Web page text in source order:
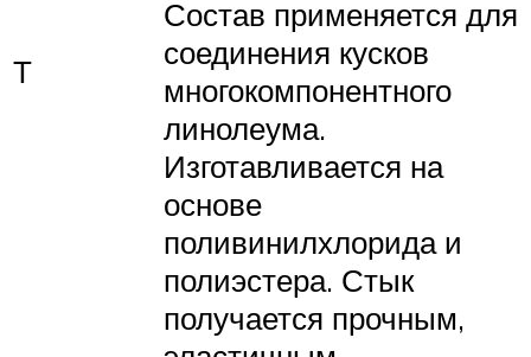
Т
Состав применяется для
соединения кусков
многокомпонентного
линолеума.
Изготавливается на
основе
поливинилхлорида и
полиэстера. Стык
получается прочным,